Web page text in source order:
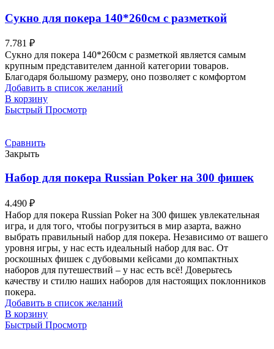
Сукно для покера 140*260см с разметкой
7.781 ₽
Сукно для покера 140*260см с разметкой является самым
крупным представителем данной категории товаров.
Благодаря большому размеру, оно позволяет с комфортом
Добавить в список желаний
В корзину
Быстрый Просмотр
Сравнить
Закрыть
Набор для покера Russian Poker на 300 фишек
4.490 ₽
Набор для покера Russian Poker на 300 фишек увлекательная
игра, и для того, чтобы погрузиться в мир азарта, важно
выбрать правильный набор для покера. Независимо от вашего
уровня игры, у нас есть идеальный набор для вас. От
роскошных фишек с дубовыми кейсами до компактных
наборов для путешествий – у нас есть всё! Доверьтесь
качеству и стилю наших наборов для настоящих поклонников
покера.
Добавить в список желаний
В корзину
Быстрый Просмотр